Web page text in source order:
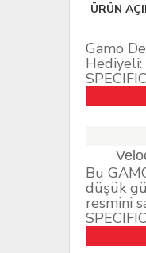
ÜRÜN
Gamo
Hediyeli:
Bu
düşük
resmini